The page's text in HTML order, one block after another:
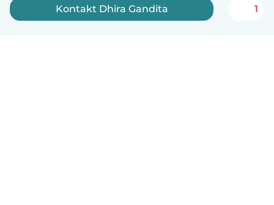
Kontakt Dhira Gandita 1